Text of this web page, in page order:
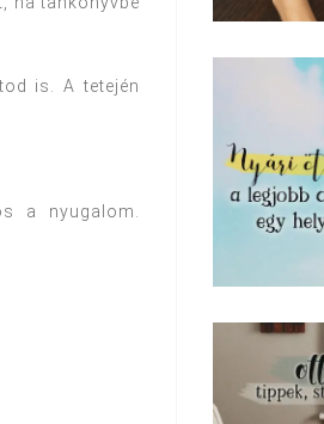
is. A tetején
a nyugalom.